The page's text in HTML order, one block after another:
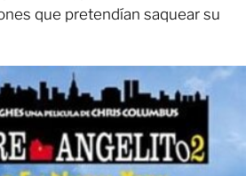
que pretendían saquear su